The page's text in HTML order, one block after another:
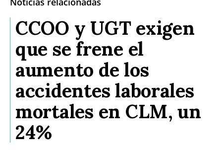
CCOO y UGT exigen
que se frene el
aumento de los
accidentes laborales
mortales en CLM, un
24%